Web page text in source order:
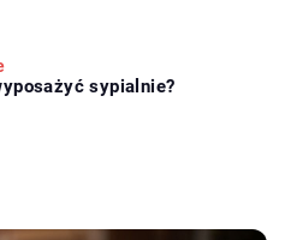
sypialnie?